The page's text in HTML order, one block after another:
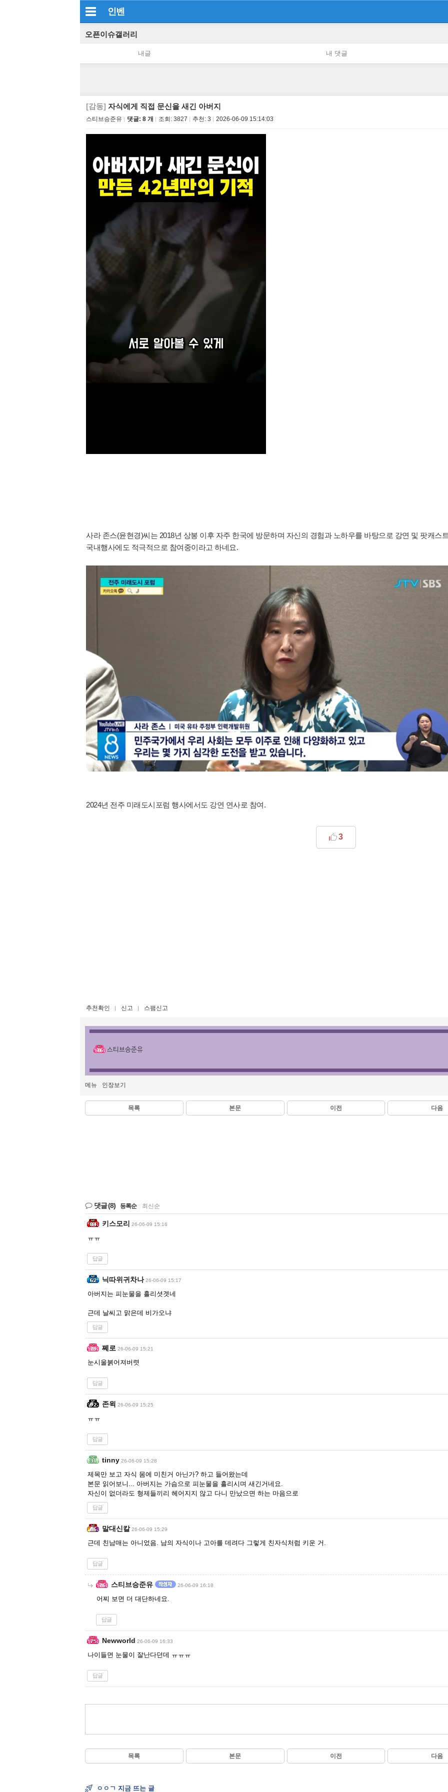
인벤
오픈이슈갤러리
내글 내 댓글
[감동] 자식에게 직접 문신을 새긴 아버지
스티브승준유 댓글: 8 개 조회: 3827 추천: 3 2026-06-09 15:14:03
사라 존스(윤현경)씨는 2018년 상봉 이후 자주 한국에 방문하며 자신의 경험과 노하우를 바탕으로 강연 및 팟캐스
국내행사에도 적극적으로 참여중이라고 하네요.
2024년 전주 미래도시포럼 행사에서도 강연 연사로 참여.
3
추천확인 신고 스팸신고
스티브승준유
메뉴 인장보기
목록 본문 이전 다음
댓글(8) 등록순 최신순
키스모리 26-06-09 15:16
ㅠㅠ
답글
닉따위귀차나 26-06-09 15:17
아버지는 피눈물을 흘리셧겟네
근데 날씨고 맑은데 비가오냐
답글
쩨로 26-06-09 15:21
눈시울붉어져버렷
답글
존윅 26-06-09 15:25
ㅠㅠ
답글
tinny 26-06-09 15:28
제목만 보고 자식 몸에 미친거 아닌가? 하고 들어왔는데
본문 읽어보니... 아버지는 가슴으로 피눈물을 흘리시며 새긴거네요.
자신이 없더라도 형제들끼리 헤어지지 않고 다니 만났으면 하는 마음으로
답글
말대신칼 26-06-09 15:29
근데 친남매는 아니었음. 남의 자식이나 고아를 데려다 그렇게 친자식처럼 키운 거.
답글
스티브승준유 26-06-09 16:18
어찌 보면 더 대단하네요.
답글
Newworld 26-06-09 16:33
나이들면 눈물이 잘난다던데 ㅠㅠㅠ
답글
목록 본문 이전 다음
ㅇㅇㄱ 지금 뜨는 글